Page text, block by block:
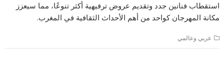
استقطاب فنانين جدد وتقديم عروض ترفيهية أكثر تنوعًا، مما سيعزز
مكانة المهرجان كواحد من أهم الأحداث الثقافية في المغرب.
عربي وعالمي